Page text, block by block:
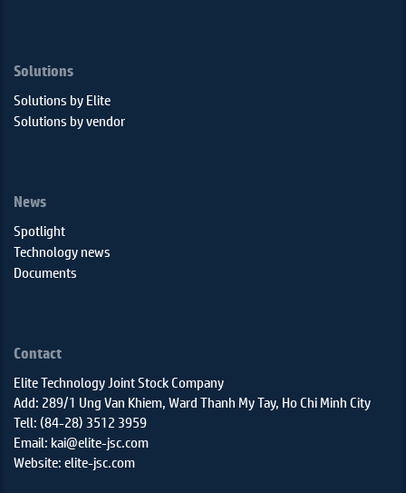
Solutions
Solutions by Elite
Solutions by vendor
News
Spotlight
Technology news
Documents
Contact
Elite Technology Joint Stock Company
Add: 289/1 Ung Van Khiem, Ward Thanh My Tay, Ho Chi Minh City
Tell: (84-28) 3512 3959
Email: kai@elite-jsc.com
Website: elite-jsc.com